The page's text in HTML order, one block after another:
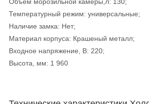
Объем морозильной камеры,л: 130;
Температурный режим: универсальные;
Наличие замка: Нет;
Материал корпуса: Крашеный металл;
Входное напряжение, В: 220;
Высота, мм: 1 960